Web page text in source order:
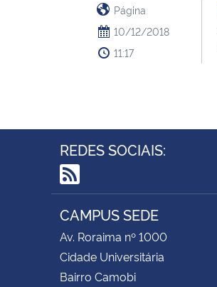
Página
10/12/2018
11:17
REDES SOCIAIS:
RSS
CAMPUS SEDE
Av. Roraima nº 1000
Cidade Universitária
Bairro Camobi